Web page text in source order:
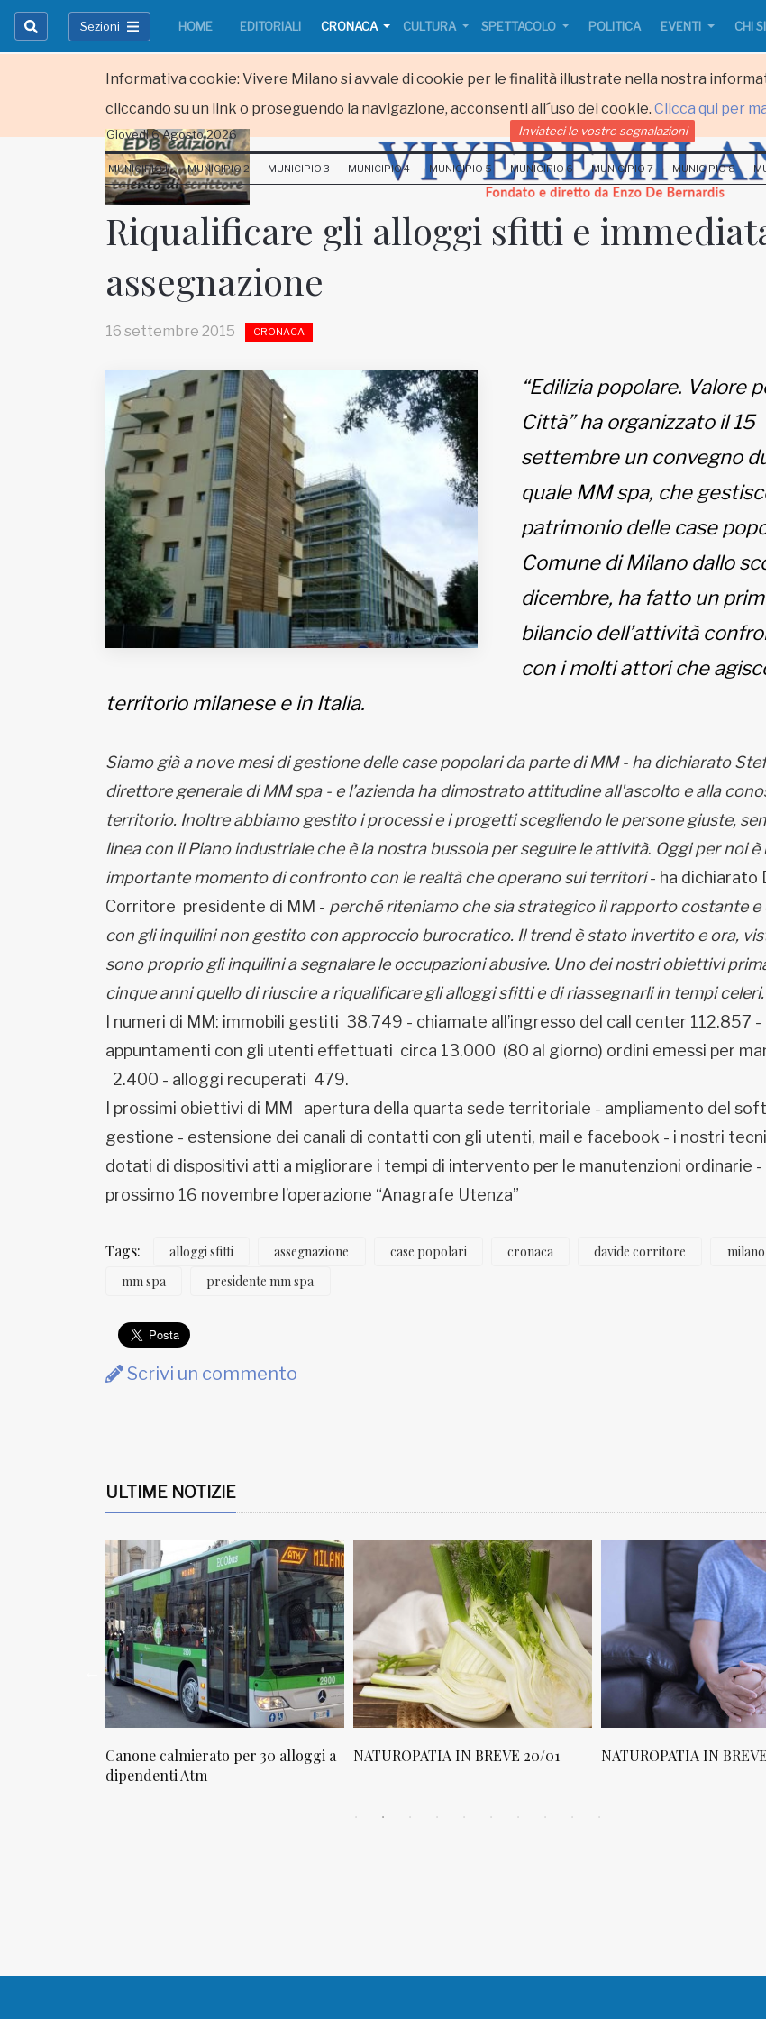
Informativa cookie: Vivere Milano si avvale di cookie per le finalità illustrate nella nostra
cliccando su un link o proseguendo la navigazione, acconsenti all´uso dei cookie. Clicca qui per
Sezioni HOME EDITORIALI CRONACA CULTURA SPETTACOLO POLITICA EVENTI CHI
Inviateci le vostre segnalazioni
Iscriviti alla newsletter
www.viveremilano.info
Fondato e diretto da Enzo De
EDB edizioni - Via Brivio angolo C.
Imbonati, 89 20159 Milano (Italia)
Informativa sulla privacy
Giovedi 6 Agosto 2026 Inviateci le vostre segnalazioni
MUNICIPIO 1 MUNICIPIO 2 MUNICIPIO 3 MUNICIPIO 4 MUNICIPIO 5 MUNICIPIO 6 MUNICIPIO 7 MUNICIPIO 8
Riqualificare gli alloggi sfitti e
assegnazione
16 settembre 2015 CRONACA
“Edilizia popolare. Valore
Città” ha organizzato il 15
settembre un convegno
quale MM spa, che
patrimonio delle case
Comune di Milano dallo
dicembre, ha fatto un
bilancio dell’attività
con i molti attori che
territorio milanese e in Italia.
Siamo già a nove mesi di gestione delle case popolari da parte di MM - ha dichiarato
direttore generale di MM spa - e l’azienda ha dimostrato attitudine all'ascolto e alla
territorio. Inoltre abbiamo gestito i processi e i progetti scegliendo le persone giuste,
linea con il Piano industriale che è la nostra bussola per seguire le attività. Oggi per noi è
importante momento di confronto con le realtà che operano sui territori- ha dichiarato
Corritore presidente di MM - perché riteniamo che sia strategico il rapporto costante
con gli inquilini non gestito con approccio burocratico. Il trend è stato invertito e ora,
sono proprio gli inquilini a segnalare le occupazioni abusive. Uno dei nostri obiettivi
cinque anni quello di riuscire a riqualificare gli alloggi sfitti e di riassegnarli in tempi celeri.
I numeri di MM: immobili gestiti 38.749 - chiamate all’ingresso del call center 112.857 -
appuntamenti con gli utenti effettuati circa 13.000 (80 al giorno) ordini emessi per
2.400 - alloggi recuperati 479.
I prossimi obiettivi di MM apertura della quarta sede territoriale - ampliamento del
gestione - estensione dei canali di contatti con gli utenti, mail e facebook - i nostri
dotati di dispositivi atti a migliorare i tempi di intervento per le manutenzioni ordinarie -
prossimo 16 novembre l’operazione “Anagrafe Utenza”
Tags: alloggi sfitti assegnazione case popolari cronaca davide corritore
milano
mm spa
presidente mm spa
Scrivi un commento
ULTIME NOTIZIE
Canone calmierato per 30 alloggi a
dipendenti Atm
NATUROPATIA IN BREVE 20/01 NATUROPATIA IN